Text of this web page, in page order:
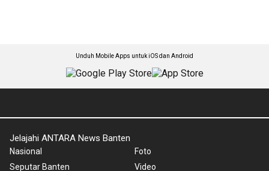
Unduh Mobile Apps untuk iOS dan Android
Jelajahi ANTARA News Banten
Nasional
Seputar Banten
Foto
Video